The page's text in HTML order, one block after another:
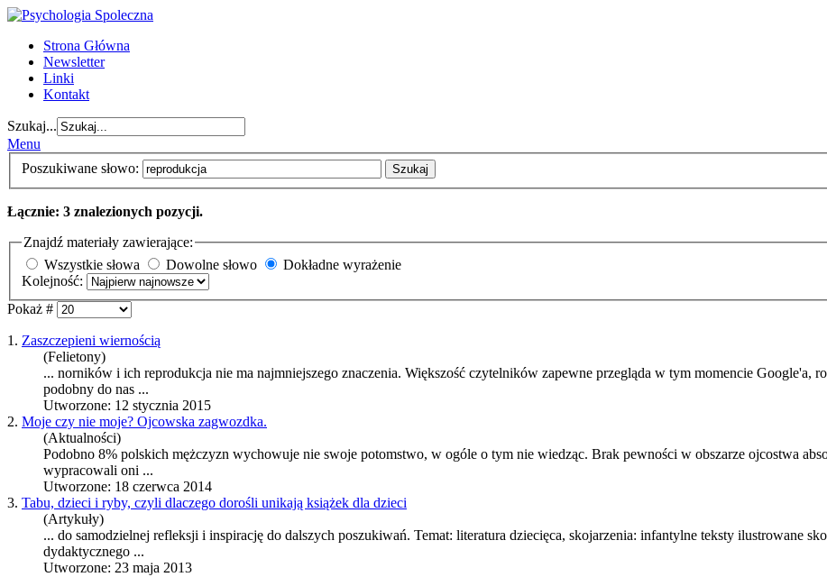
Strona Główna
Newsletter
Linki
Kontakt
Szukaj...
Menu
Poszukiwane słowo:
Szukaj
Łącznie: 3 znalezionych pozycji.
Znajdź materiały zawierające:
Wszystkie słowa
Dowolne słowo
Dokładne wyrażenie
Kolejność:
Pokaż #
1. Zaszczepieni wiernością
(Felietony)
... norników i ich reprodukcja nie ma najmniejszego znaczenia. Większość czytelników zapewne przegląda w tym momencie Google'a,
podobny do nas ...
Utworzone: 12 stycznia 2015
2. Moje czy nie moje? Ojcowska zagwozdka.
(Aktualności)
Podobno 8% polskich mężczyzn wychowuje nie swoje potomstwo, w ogóle o tym nie wiedząc. Brak pewności w obszarze ojcostwa
wypracowali oni ...
Utworzone: 18 czerwca 2014
3. Tabu, dzieci i ryby, czyli dlaczego dorośli unikają książek dla dzieci
(Artykuły)
... do samodzielnej refleksji i inspirację do dalszych poszukiwań. Temat: literatura dziecięca, skojarzenia: infantylne teksty ilustrowane
dydaktycznego ...
Utworzone: 23 maja 2013